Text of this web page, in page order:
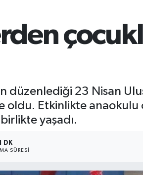
düzenlediği 23 Nisan
oldu. Etkinlikte
yaşadı.
1 DK
SÜRESI